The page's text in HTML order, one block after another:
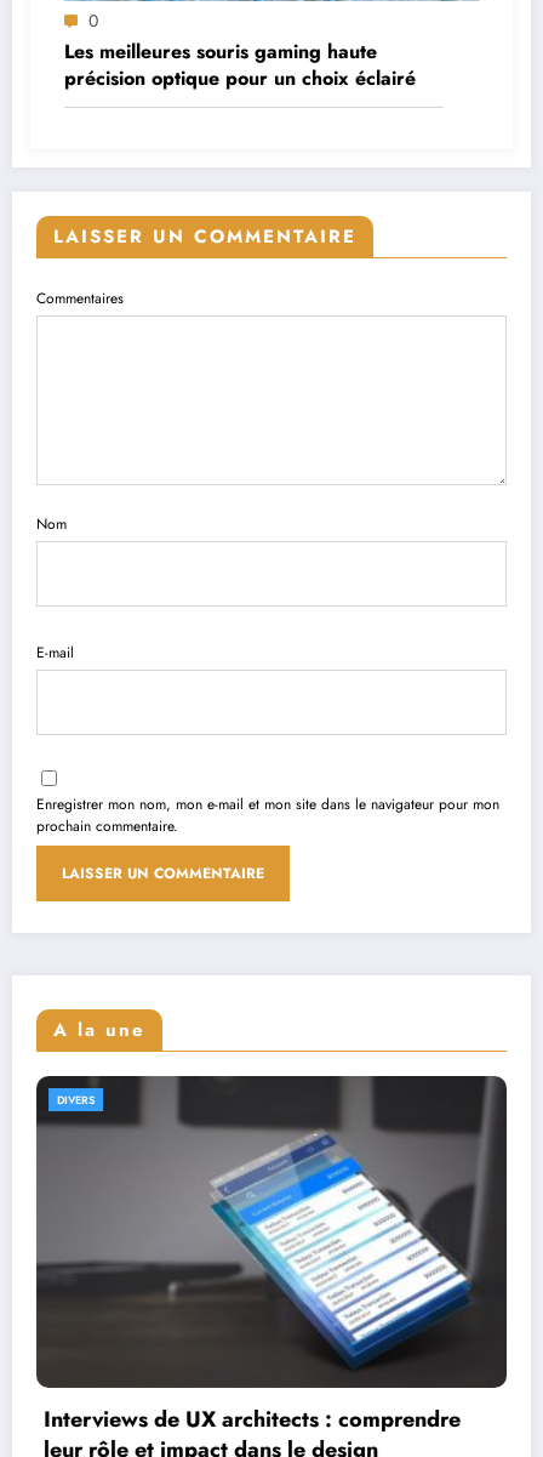
0
Les meilleures souris gaming haute
précision optique pour un choix éclairé
LAISSER UN COMMENTAIRE
Commentaires
Nom
E-mail
Enregistrer mon nom, mon e-mail et mon site dans le navigateur pour mon
prochain commentaire.
A la une
DIVERS
Interviews de full stack designers : aperçu de
leur parcours et expertise